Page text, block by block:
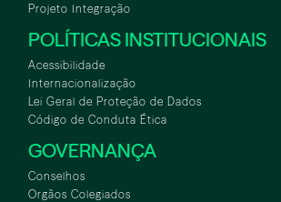
Projeto Integração
POLÍTICAS INSTITUCIONAIS
Acessibilidade
Internacionalização
Lei Geral de Proteção de Dados
Código de Conduta Ética
GOVERNANÇA
Conselhos
Orgãos Colegiados